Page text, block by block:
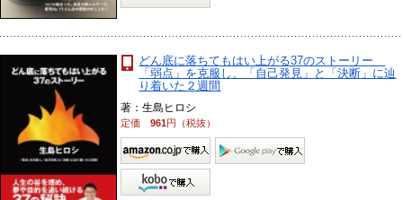
どん底に落ちてもはい上がる37のストーリー
「弱点」を克服し、「自己発見」と「決断」に辿
り着いた２週間
著：生島ヒロシ
定価961円（税抜）